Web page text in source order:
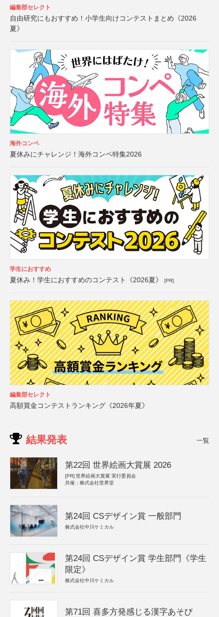
編集部セレクト
自由研究にもおすすめ！小学生向けコンテストまとめ《2026
夏》
海外コンペ
夏休みにチャレンジ！海外コンペ特集2026
学生におすすめ
夏休み！学生におすすめのコンテスト《2026夏》 [PR]
編集部セレクト
高額賞金コンテストランキング《2026年夏》
結果発表 一覧
第22回 世界絵画大賞展 2026
[PR] 世界絵画大賞展 実行委員会
共催：株式会社世界堂
第24回 CSデザイン賞 一般部門
株式会社中川ケミカル
第24回 CSデザイン賞 学生部門《学生
限定》
株式会社中川ケミカル
第71回 喜多方発感じる漢字あそび